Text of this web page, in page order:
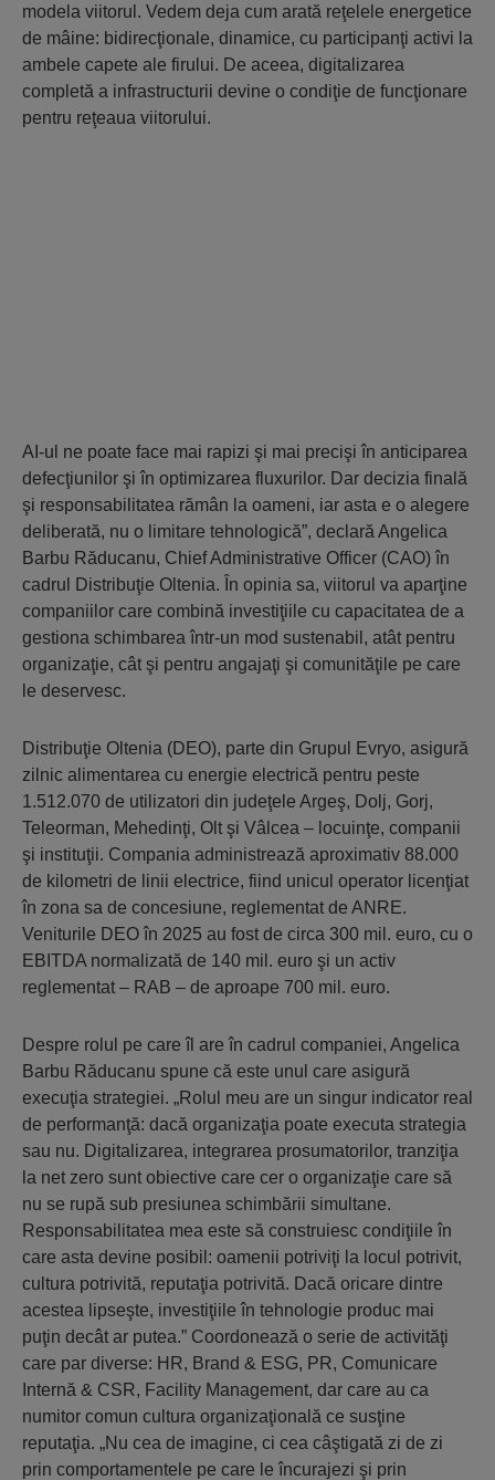
modela viitorul. Vedem deja cum arată reţelele energetice
de mâine: bidirecţionale, dinamice, cu participanţi activi la
ambele capete ale firului. De aceea, digitalizarea
completă a infrastructurii devine o condiţie de funcţionare
pentru reţeaua viitorului.
AI-ul ne poate face mai rapizi şi mai precişi în anticiparea
defecţiunilor şi în optimizarea fluxurilor. Dar decizia finală
şi responsabilitatea rămân la oameni, iar asta e o alegere
deliberată, nu o limitare tehnologică”, declară Angelica
Barbu Răducanu, Chief Administrative Officer (CAO) în
cadrul Distribuţie Oltenia. În opinia sa, viitorul va aparţine
companiilor care combină investiţiile cu capacitatea de a
gestiona schimbarea într-un mod sustenabil, atât pentru
organizaţie, cât şi pentru angajaţi şi comunităţile pe care
le deservesc.
Distribuţie Oltenia (DEO), parte din Grupul Evryo, asigură
zilnic alimentarea cu energie electrică pentru peste
1.512.070 de utilizatori din judeţele Argeş, Dolj, Gorj,
Teleorman, Mehedinţi, Olt şi Vâlcea – locuinţe, companii
şi instituţii. Compania administrează aproximativ 88.000
de kilometri de linii electrice, fiind unicul operator licenţiat
în zona sa de concesiune, reglementat de ANRE.
Veniturile DEO în 2025 au fost de circa 300 mil. euro, cu o
EBITDA normalizată de 140 mil. euro şi un activ
reglementat – RAB – de aproape 700 mil. euro.
Despre rolul pe care îl are în cadrul companiei, Angelica
Barbu Răducanu spune că este unul care asigură
execuţia strategiei. „Rolul meu are un singur indicator real
de performanţă: dacă organizaţia poate executa strategia
sau nu. Digitalizarea, integrarea prosumatorilor, tranziţia
la net zero sunt obiective care cer o organizaţie care să
nu se rupă sub presiunea schimbării simultane.
Responsabilitatea mea este să construiesc condiţiile în
care asta devine posibil: oamenii potriviţi la locul potrivit,
cultura potrivită, reputaţia potrivită. Dacă oricare dintre
acestea lipseşte, investiţiile în tehnologie produc mai
puţin decât ar putea.” Coordonează o serie de activităţi
care par diverse: HR, Brand & ESG, PR, Comunicare
Internă & CSR, Facility Management, dar care au ca
numitor comun cultura organizaţională ce susţine
reputaţia. „Nu cea de imagine, ci cea câştigată zi de zi
prin comportamentele pe care le încurajezi şi prin